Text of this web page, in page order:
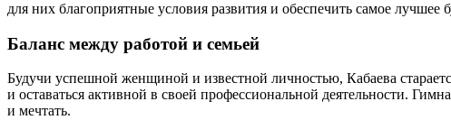
для них благоприятные условия развития и обеспечить самое лучшее
Баланс между работой и семьей
Будучи успешной женщиной и известной личностью, Кабаева
и оставаться активной в своей профессиональной деятельности.
и мечтать.